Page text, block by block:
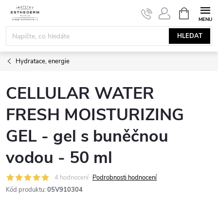
obsah
HLEDAT
NÁKUPNÍ
KOŠÍK
Hydratace, energie
CELLULAR WATER
FRESH MOISTURIZING
GEL - gel s buněčnou
vodou - 50 ml
4 hodnocení Podrobnosti hodnocení
Kód produktu: 05V910304